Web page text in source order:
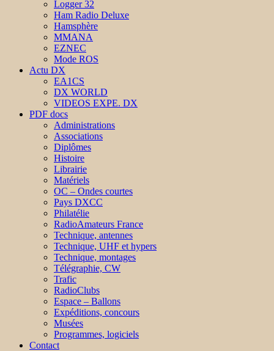
Logger 32
Ham Radio Deluxe
Hamsphère
MMANA
EZNEC
Mode ROS
Actu DX
EA1CS
DX WORLD
VIDEOS EXPE. DX
PDF docs
Administrations
Associations
Diplômes
Histoire
Librairie
Matériels
OC – Ondes courtes
Pays DXCC
Philatélie
RadioAmateurs France
Technique, antennes
Technique, UHF et hypers
Technique, montages
Télégraphie, CW
Trafic
RadioClubs
Espace – Ballons
Expéditions, concours
Musées
Programmes, logiciels
Contact